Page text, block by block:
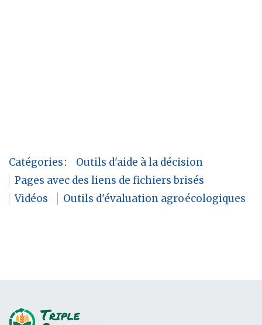
Catégories:
Outils d'aide à la décision
Pages avec des liens de fichiers brisés
Vidéos
Outils d'évaluation agroécologiques